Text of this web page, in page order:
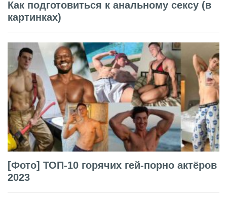
Как подготовиться к анальному сексу (в
картинках)
[Фото] ТОП-10 горячих гей-порно актёров
2023